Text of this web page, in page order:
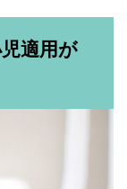
適用が